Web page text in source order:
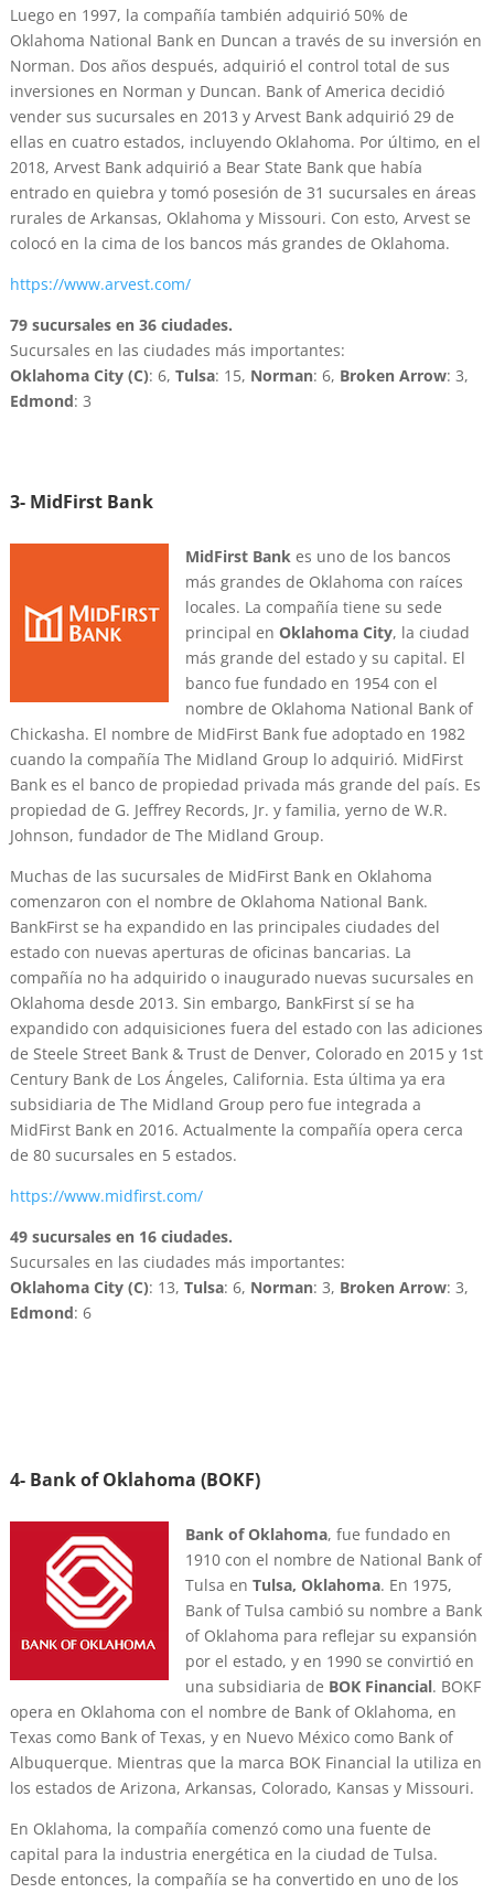
Luego en 1997, la compañía también adquirió 50% de
Oklahoma National Bank en Duncan a través de su inversión en
Norman. Dos años después, adquirió el control total de sus
inversiones en Norman y Duncan. Bank of America decidió
vender sus sucursales en 2013 y Arvest Bank adquirió 29 de
ellas en cuatro estados, incluyendo Oklahoma. Por último, en el
2018, Arvest Bank adquirió a Bear State Bank que había
entrado en quiebra y tomó posesión de 31 sucursales en áreas
rurales de Arkansas, Oklahoma y Missouri. Con esto, Arvest se
colocó en la cima de los bancos más grandes de Oklahoma.
https://www.arvest.com/
79 sucursales en 36 ciudades.
Sucursales en las ciudades más importantes:
Oklahoma City (C): 6, Tulsa: 15, Norman: 6, Broken Arrow: 3,
Edmond: 3
3- MidFirst Bank
MidFirst Bankes uno de los bancos
más grandes de Oklahoma con raíces
locales. La compañía tiene su sede
principal en Oklahoma City, la ciudad
más grande del estado y su capital. El
banco fue fundado en 1954 con el
nombre de Oklahoma National Bank of
Chickasha. El nombre de MidFirst Bank fue adoptado en 1982
cuando la compañía The Midland Group lo adquirió. MidFirst
Bank es el banco de propiedad privada más grande del país. Es
propiedad de G. Jeffrey Records, Jr. y familia, yerno de W.R.
Johnson, fundador de The Midland Group.
Muchas de las sucursales de MidFirst Bank en Oklahoma
comenzaron con el nombre de Oklahoma National Bank.
BankFirst se ha expandido en las principales ciudades del
estado con nuevas aperturas de oficinas bancarias. La
compañía no ha adquirido o inaugurado nuevas sucursales en
Oklahoma desde 2013. Sin embargo, BankFirst sí se ha
expandido con adquisiciones fuera del estado con las adiciones
de Steele Street Bank & Trust de Denver, Colorado en 2015 y 1st
Century Bank de Los Ángeles, California. Esta última ya era
subsidiaria de The Midland Group pero fue integrada a
MidFirst Bank en 2016. Actualmente la compañía opera cerca
de 80 sucursales en 5 estados.
https://www.midfirst.com/
49 sucursales en 16 ciudades.
Sucursales en las ciudades más importantes:
Oklahoma City (C): 13, Tulsa: 6, Norman: 3, Broken Arrow: 3,
Edmond: 6
4- Bank of Oklahoma (BOKF)
Bank of Oklahoma, fue fundado en
1910 con el nombre de National Bank of
Tulsa en Tulsa, Oklahoma. En 1975,
Bank of Tulsa cambió su nombre a Bank
of Oklahoma para reflejar su expansión
por el estado, y en 1990 se convirtió en
una subsidiaria de BOK Financial. BOKF
opera en Oklahoma con el nombre de Bank of Oklahoma, en
Texas como Bank of Texas, y en Nuevo México como Bank of
Albuquerque. Mientras que la marca BOK Financial la utiliza en
los estados de Arizona, Arkansas, Colorado, Kansas y Missouri.
En Oklahoma, la compañía comenzó como una fuente de
capital para la industria energética en la ciudad de Tulsa.
Desde entonces, la compañía se ha convertido en uno de los